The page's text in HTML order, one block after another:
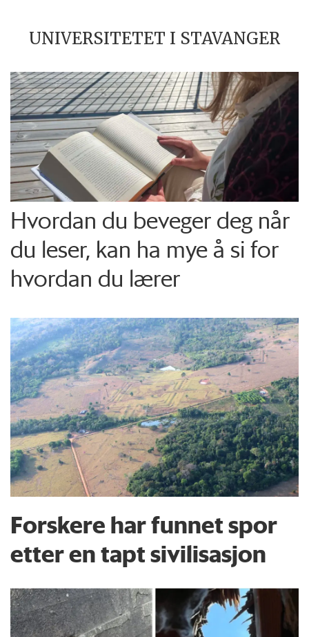
UNIVERSITETET I STAVANGER
Hvordan du beveger deg når
du leser, kan ha mye å si for
hvordan du lærer
Forskere har funnet spor
etter en tapt sivilisasjon